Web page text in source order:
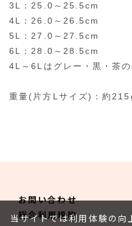
3L：25.0～25.5cm
4L：26.0～26.5cm
5L：27.0～27.5cm
6L：28.0～28.5cm
4L～6Lはグレー・黒・茶の
重量(片方Lサイズ)：約
お問い合わせ
総合利用規約
当サイトでは利用体験の